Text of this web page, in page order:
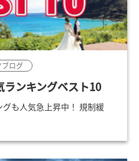
ブログ
ンキングベスト10
も人気急上昇中！ 規制緩